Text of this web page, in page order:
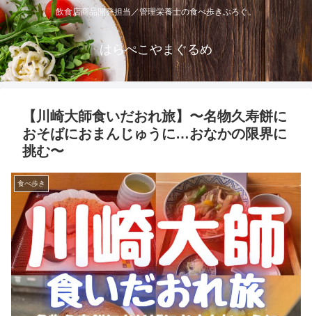
飲食店商品開発担当／管理栄養士の食べ歩きぶろぐ。
はらぺこやまぐるめ
【川崎大師食いだおれ旅】〜名物久寿餅に
おそばにおまんじゅうに…おなかの限界に
挑む〜
食べ歩き